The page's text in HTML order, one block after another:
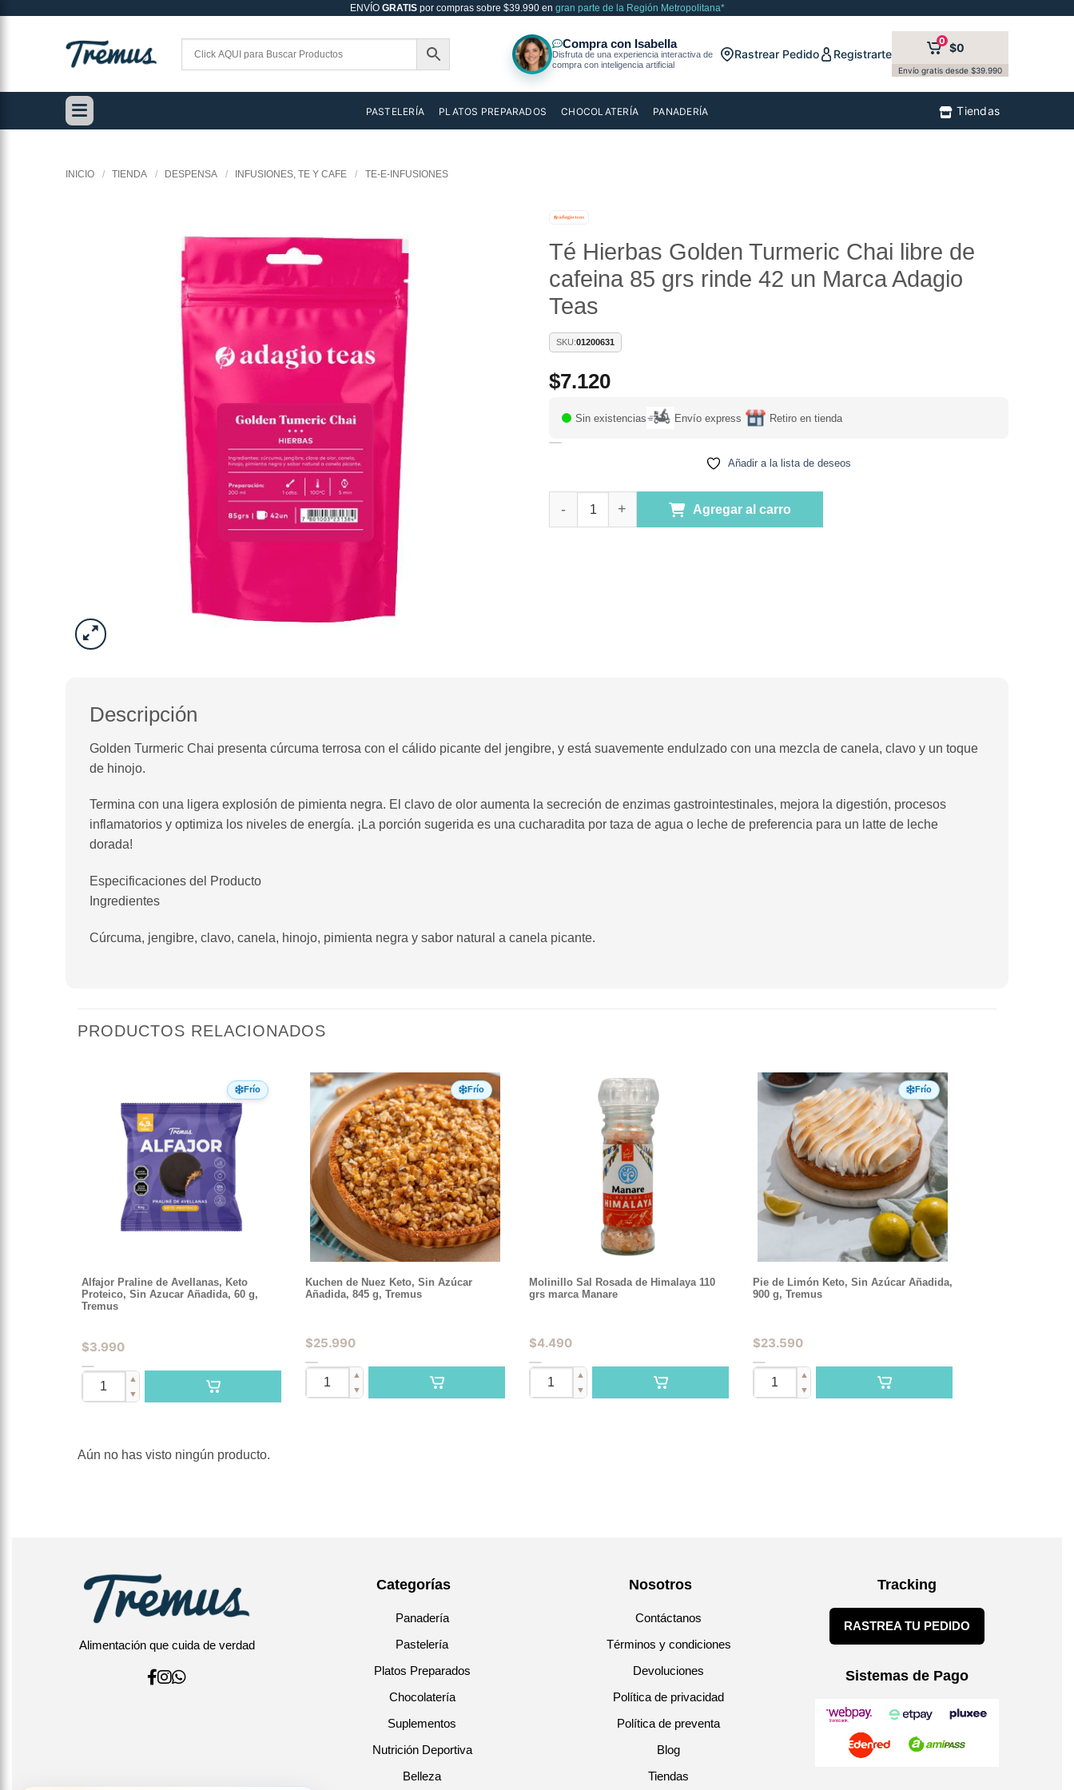
ENVÍO GRATISpor compras sobre $39.990 en gran parte de la Región Metropolitana*
Rastrear Pedido Registrarte
0 $0
Envío gratis desde $39.990
PASTELERÍA PLATOS PREPARADOS CHOCOLATERÍA PANADERÍA Tiendas
INICIO / TIENDA / DESPENSA / INFUSIONES, TE Y CAFE / TE-E-INFUSIONES
Té Hierbas Golden Turmeric Chai libre de
cafeina 85 grs rinde 42 un Marca Adagio
Teas
SKU:01200631
$7.120
Sin existencias Envío express Retiro en tienda
Añadir a la lista de deseos
Agregar al carro
Descripción
Golden Turmeric Chai presenta cúrcuma terrosa con el cálido picante del jengibre, y está suavemente endulzado con una mezcla de canela, clavo y un toque
de hinojo.
Termina con una ligera explosión de pimienta negra. El clavo de olor aumenta la secreción de enzimas gastrointestinales, mejora la digestión, procesos
inflamatorios y optimiza los niveles de energía. ¡La porción sugerida es una cucharadita por taza de agua o leche de preferencia para un latte de leche
dorada!
Especificaciones del Producto
Ingredientes
Cúrcuma, jengibre, clavo, canela, hinojo, pimienta negra y sabor natural a canela picante.
PRODUCTOS RELACIONADOS
Frío
Alfajor Praline de Avellanas, Keto
Proteico, Sin Azucar Añadida, 60 g,
Tremus
$3.990
▲
▼
Frío
Kuchen de Nuez Keto, Sin Azúcar
Añadida, 845 g, Tremus
$25.990
▲
▼
Molinillo Sal Rosada de Himalaya 110
grs marca Manare
$4.490
▲
▼
Frío
Pie de Limón Keto, Sin Azúcar Añadida,
900 g, Tremus
$23.590
▲
▼
Aún no has visto ningún producto.
Alimentación que cuida de verdad
Categorías
Panadería
Pastelería
Platos Preparados
Chocolatería
Suplementos
Nutrición Deportiva
Belleza
Nosotros
Contáctanos
Términos y condiciones
Devoluciones
Política de privacidad
Política de preventa
Blog
Tiendas
Tracking
RASTREA TU PEDIDO
Sistemas de Pago